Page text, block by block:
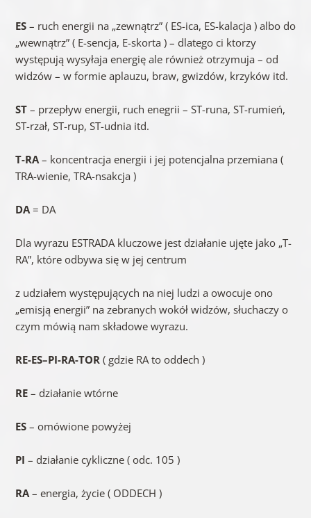
ES– ruch energii na „zewnątrz” ( ES-ica, ES-kalacja ) albo do
„wewnątrz” ( E-sencja, E-skorta ) – dlatego ci ktorzy
występują wysyłaja energię ale również otrzymuja – od
widzów – w formie aplauzu, braw, gwizdów, krzyków itd.
ST– przepływ energii, ruch enegrii – ST-runa, ST-rumień,
ST-rzał, ST-rup, ST-udnia itd.
T-RA– koncentracja energii i jej potencjalna przemiana (
TRA-wienie, TRA-nsakcja )
DA= DA
Dla wyrazu ESTRADA kluczowe jest działanie ujęte jako „T-
RA”, które odbywa się w jej centrum
z udziałem występujących na niej ludzi a owocuje ono
„emisją energii” na zebranych wokół widzów, słuchaczy o
czym mówią nam składowe wyrazu.
RE-ES–PI-RA-TOR ( gdzie RA to oddech )
RE – działanie wtórne
ES– omówione powyżej
PI – działanie cykliczne ( odc. 105 )
RA – energia, życie ( ODDECH )